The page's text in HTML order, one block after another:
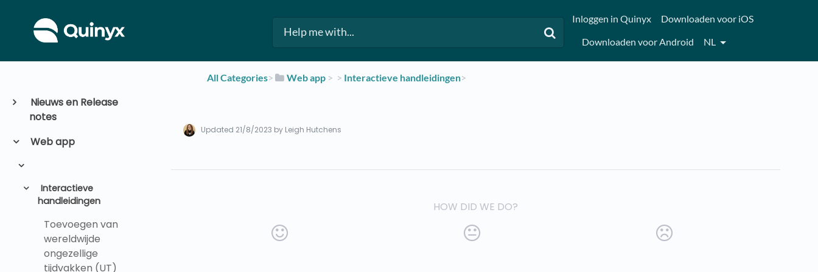
Inloggen in Quinyx
Downloaden voor iOS
Downloaden voor Android
NL
Nieuws en Release
notes
Web app
Interactieve
handleidingen
Toevoegen van
wereldwijde
ongezellige
tijdvakken (UT)
All Categories​>​ ​Web app ​ > ​ ​ > ​ ​Interactieve handleidingen​>​
Updated 21/8/2023 by Leigh Hutchens
HOW DID WE DO?